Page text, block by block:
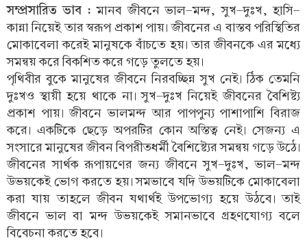
সম্প্রসারিত ভাব : মানব জীবনে ভাল-মন্দ, সুখ-দুঃখ, হাসি-
কান্না নিয়েই তার স্বরূপ প্রকাশ পায়। জীবনের এ বাস্তব পরিস্থিতির
মোকাবেলা করেই মানুষকে বাঁচতে হয়। তার জীবনকে এর মধ্যে
সমন্বয় করে বিকশিত করে গড়ে তুলতে হয়।
পৃথিবীর বুকে মানুষের জীবনে নিরবচ্ছিন্ন সুখ নেই। ঠিক তেমনি
দুঃখও স্থায়ী হয়ে থাকে না। সুখ-দুঃখ নিয়েই জীবনের বৈশিষ্ট্য
প্রকাশ পায়। জীবনে ভালমন্দ আর পাপপুন্য পাশাপাশি বিরাজ
করে। একটিকে ছেড়ে অপরটির কোন অস্তিত্ব নেই। সেজন্য এ
সংসারে মানুষের জীবন বিপরীতধর্মী বৈশিষ্ট্যের সমন্বয় গড়ে উঠে।
জীবনের সার্থক রূপায়ণের জন্য জীবনে সুখ-দুঃখ, ভাল-মন্দ
উভয়কেই ভোগ করতে হয়। সমভাবে যদি উভয়টিকে মোকাবেলা
করা যায় তাহলে জীবন যথার্থই উপভোগ্য হয়ে উঠবে। তাই
জীবনে ভাল বা মন্দ উভয়কেই সমানভাবে গ্রহণযোগ্য বলে
বিবেচনা করতে হবে।